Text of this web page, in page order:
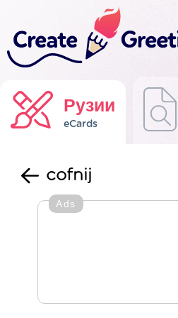
Рузии
eCards
cofnij
Ads